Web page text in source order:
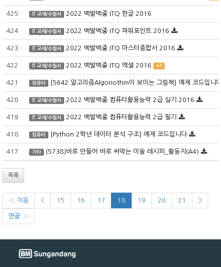
425 IT 교재/수험서 2022 백발백중 ITQ 한글 2016
424 IT 교재/수험서 2022 백발백중 ITQ 파워포인트 2016
423 IT 교재/수험서 2022 백발백중 ITQ 마스터종합서 2016
422 IT 교재/수험서 2022 백발백중 ITQ 엑셀 2016 +1
421 컴퓨터 [5642 알고리즘Algoriothm이 보이는 그림책] 예제 코드입니
420 IT 교재/수험서 2022 백발백중 컴퓨터활용능력 2급 실기 2016
419 IT 교재/수험서 2022 백발백중 컴퓨터활용능력 2급 필기
418 컴퓨터 [Python 2학년 데이터 분석 구조] 예제 코드입니다
417 기타 (5738)바로 만들어 바로 써먹는 미술 레시피_활동지(A4)
목록
‹ 처음 < 15 16 17 18 19 20 21 >
맨끝 ›